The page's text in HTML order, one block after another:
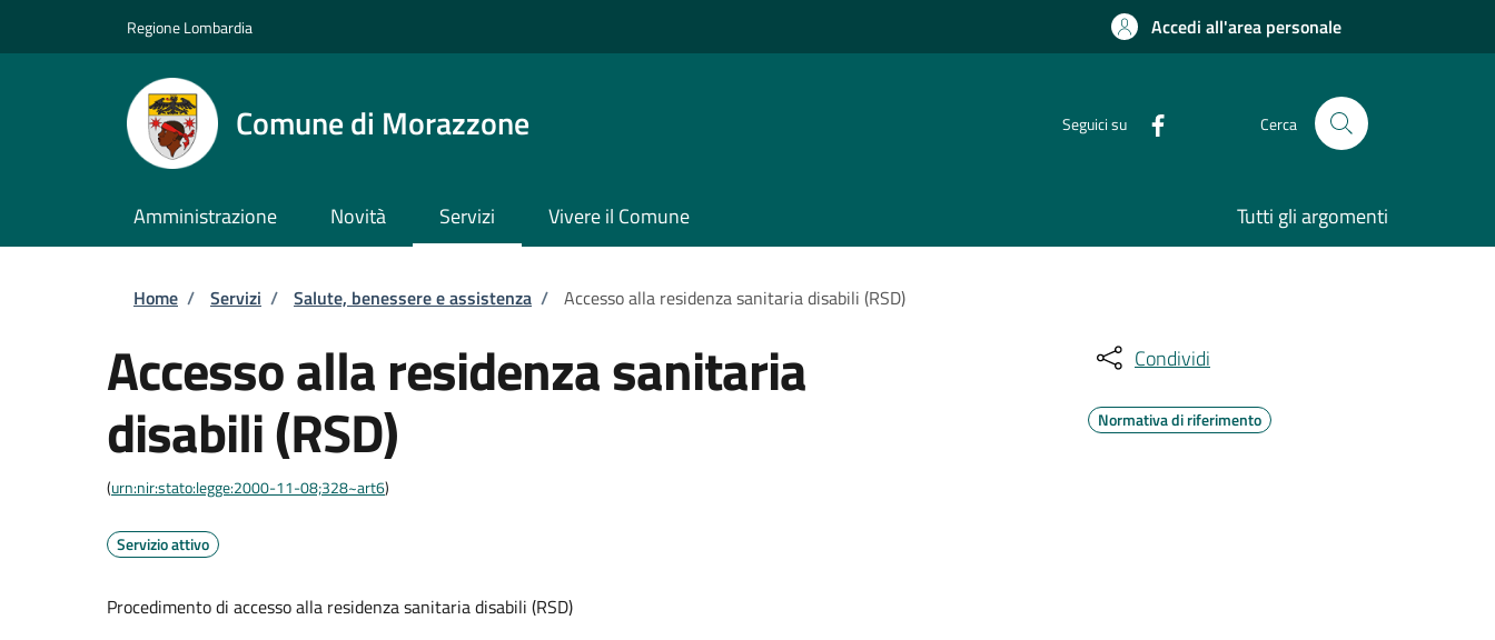
Regione Lombardia Accedi all'area personale
Comune di Morazzone Seguici su Cerca
Amministrazione Novità Servizi Vivere il Comune Tutti gli argomenti
Briciole di pane
Home / Servizi / Salute, benessere e assistenza / Accesso alla residenza sanitaria disabili (RSD)
Accesso alla residenza sanitaria
disabili (RSD)
(urn:nir:stato:legge:2000-11-08;328~art6)
Servizio attivo
Procedimento di accesso alla residenza sanitaria disabili (RSD)
Condividi
Normativa di riferimento